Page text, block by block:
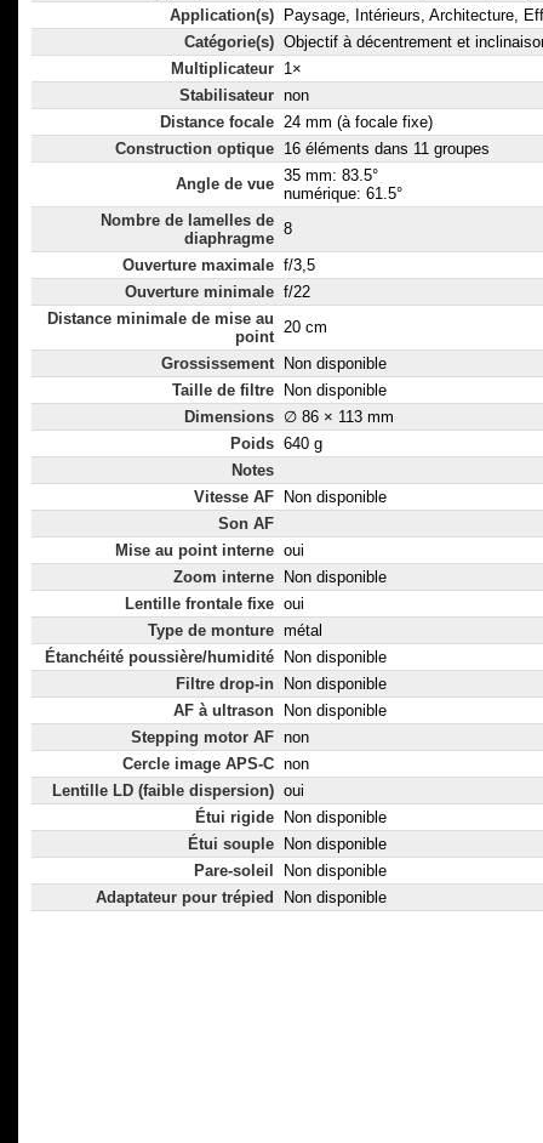
Application(s)
Paysage, Intérieurs, Architecture,
Catégorie(s) Objectif à décentrement et
Multiplicateur 1×
Stabilisateur non
Distance focale 24 mm (à focale fixe)
Construction optique 16 éléments dans 11 groupes
Angle de vue 35 mm: 83.5°
numérique: 61.5°
Nombre de lamelles de
diaphragme
8
Ouverture maximale f/3,5
Ouverture minimale f/22
Distance minimale de mise au
point
20 cm
Grossissement
Non disponible
Taille de filtre
Non disponible
Dimensions ∅ 86 × 113 mm
Poids 640 g
Notes
Vitesse AF
Non disponible
Son AF
Mise au point interne oui
Zoom interne
Non disponible
Lentille frontale fixe oui
Type de monture métal
Étanchéité poussière/humidité
Non disponible
Filtre drop-in
Non disponible
AF à ultrason
Non disponible
Stepping motor AF non
Cercle image APS-C non
Lentille LD (faible dispersion) oui
Étui rigide
Non disponible
Étui souple
Non disponible
Pare-soleil
Non disponible
Adaptateur pour trépied
Non disponible